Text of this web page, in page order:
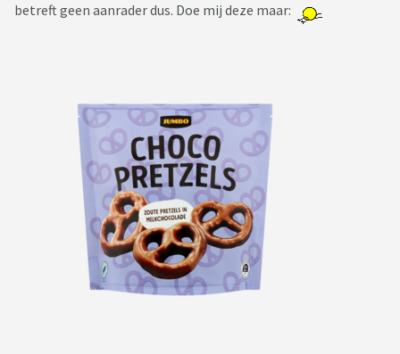
betreft geen aanrader dus. Doe mij deze maar: